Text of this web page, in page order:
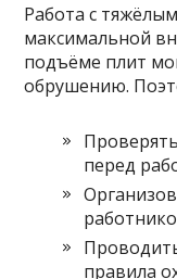
Работа с
максимальной
подъёме плит
обрушению.
перед
правила